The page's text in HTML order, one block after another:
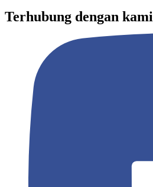
Terhubung dengan kami